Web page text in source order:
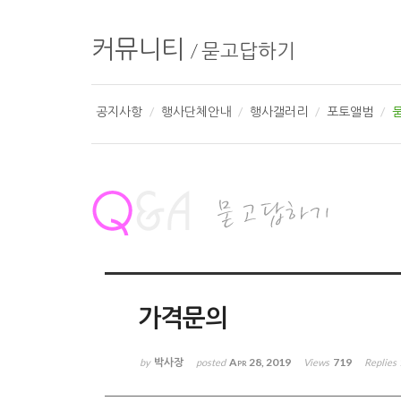
커뮤니티 /묻고답하기
공지사항 행사단체안내 행사갤러리 포토앨범
가격문의
by 박사장 posted Apr 28, 2019 Views 719 Replies